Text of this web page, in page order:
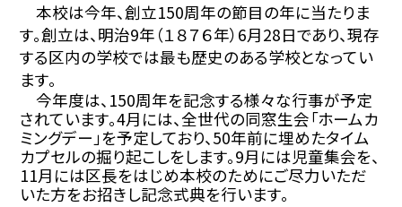
本校は今年、創立150周年の節目の年に当たりま
す。創立は、明治9年（１８７６年） 6月28日であり、現存
する区内の学校では最も歴史のある学校となってい
ます。
今年度は、 150周年を記念する様々な行事が予定
されています。4月には、全世代の同窓生会「ホームカ
ミングデー」を予定しており、50年前に埋めたタイム
カプセルの掘り起こしをします。9月には児童集会を、
11月には区長をはじめ本校のためにご尽力いただ
いた方をお招きし記念式典を行います。